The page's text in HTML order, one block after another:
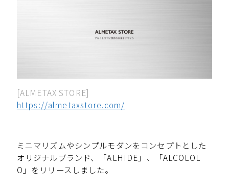
[ALMETAX STORE]
https://almetaxstore.com/
ミニマリズムやシンプルモダンをコンセプトとした
オリジナルブランド、「ALHIDE」、「ALCOLOL
O」をリリースしました。